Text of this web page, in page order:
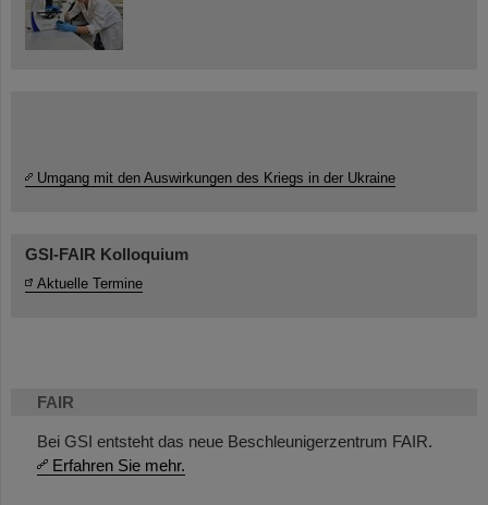
FAIR
Bei GSI entsteht das neue Beschleunigerzentrum FAIR.
Erfahren Sie mehr.
Umgang mit den Auswirkungen des Kriegs in der Ukraine
GSI-FAIR Kolloquium
Aktuelle Termine